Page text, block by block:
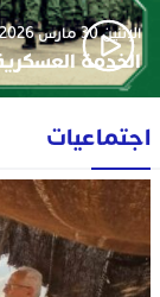
الإثنين 30 مارس 2026 - 2:51
الخدمة
اجتماعيات